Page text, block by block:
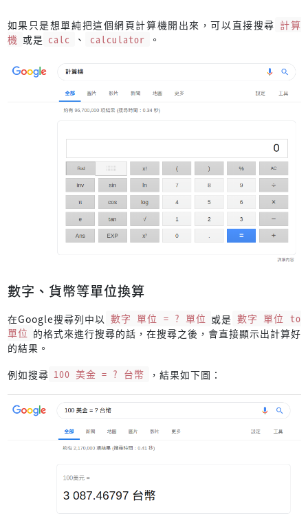
如果只是想單純把這個網頁計算機開出來，可以直接搜尋 計算
機 或是 calc 、 calculator 。
數字、貨幣等單位換算
在Google搜尋列中以 數字 單位 = ? 單位 或是 數字 單位 to
單位 的格式來進行搜尋的話，在搜尋之後，會直接顯示出計算好
的結果。
例如搜尋 100 美金 = ? 台幣 ，結果如下圖：